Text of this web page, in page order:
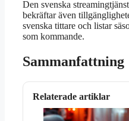
Den svenska
bekräftar även
svenska tittare och listar
som kommande.
Sammanfattning
Relaterade artiklar